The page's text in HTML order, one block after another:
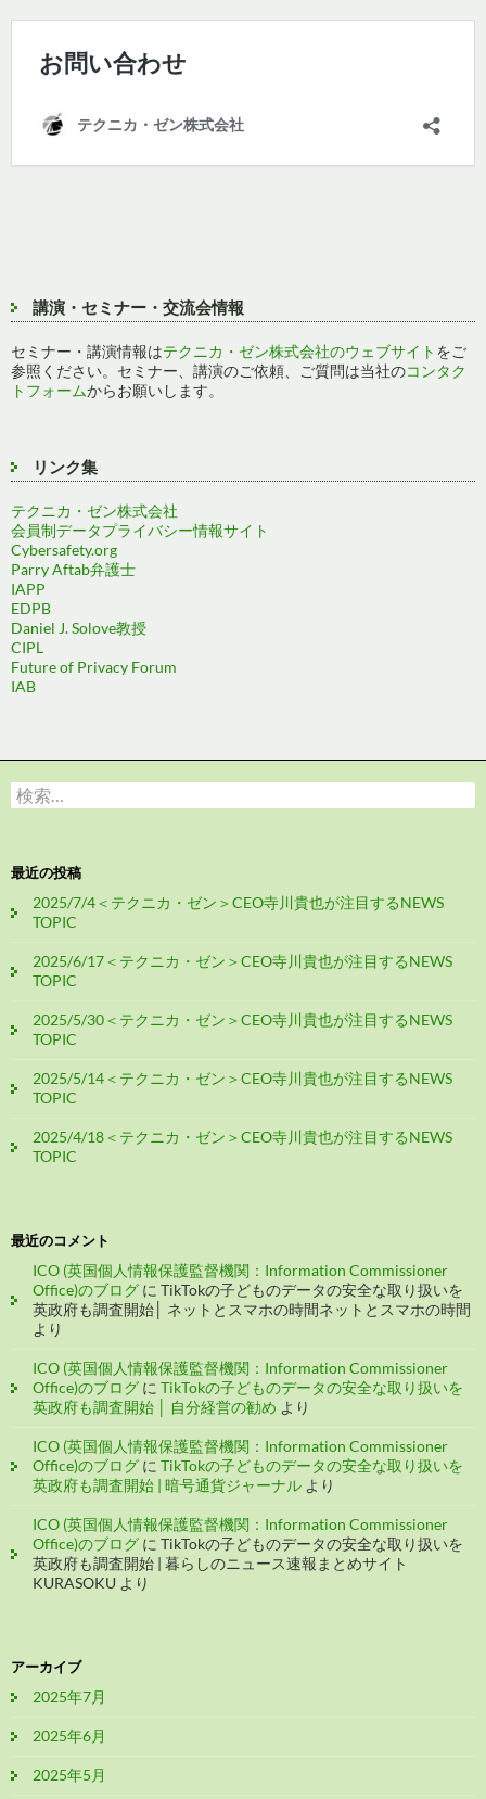
講演・セミナー・交流会情報
セミナー・講演情報はテクニカ・ゼン株式会社のウェブサイト をご
参照ください。セミナー、講演のご依頼、ご質問は当社のコンタク
トフォームからお願いします。
リンク集
テクニカ・ゼン株式会社
会員制データプライバシー情報サイト
Cybersafety.org
Parry Aftab弁護士
IAPP
EDPB
Daniel J. Solove教授
CIPL
Future of Privacy Forum
IAB
検
索:
最近の投稿
2025/7/4＜テクニカ・ゼン＞CEO寺川貴也が注目するNEWS
TOPIC
2025/6/17＜テクニカ・ゼン＞CEO寺川貴也が注目するNEWS
TOPIC
2025/5/30＜テクニカ・ゼン＞CEO寺川貴也が注目するNEWS
TOPIC
2025/5/14＜テクニカ・ゼン＞CEO寺川貴也が注目するNEWS
TOPIC
2025/4/18＜テクニカ・ゼン＞CEO寺川貴也が注目するNEWS
TOPIC
最近のコメント
ICO (英国個人情報保護監督機関：Information Commissioner
Office)のブログ に TikTokの子どものデータの安全な取り扱いを
英政府も調査開始│ ネットとスマホの時間ネットとスマホの時間
より
ICO (英国個人情報保護監督機関：Information Commissioner
Office)のブログ に TikTokの子どものデータの安全な取り扱いを
英政府も調査開始 │ 自分経営の勧め より
ICO (英国個人情報保護監督機関：Information Commissioner
Office)のブログ に TikTokの子どものデータの安全な取り扱いを
英政府も調査開始 | 暗号通貨ジャーナル より
ICO (英国個人情報保護監督機関：Information Commissioner
Office)のブログ に TikTokの子どものデータの安全な取り扱いを
英政府も調査開始 | 暮らしのニュース速報まとめサイト
KURASOKU より
アーカイブ
2025年7月
2025年6月
2025年5月